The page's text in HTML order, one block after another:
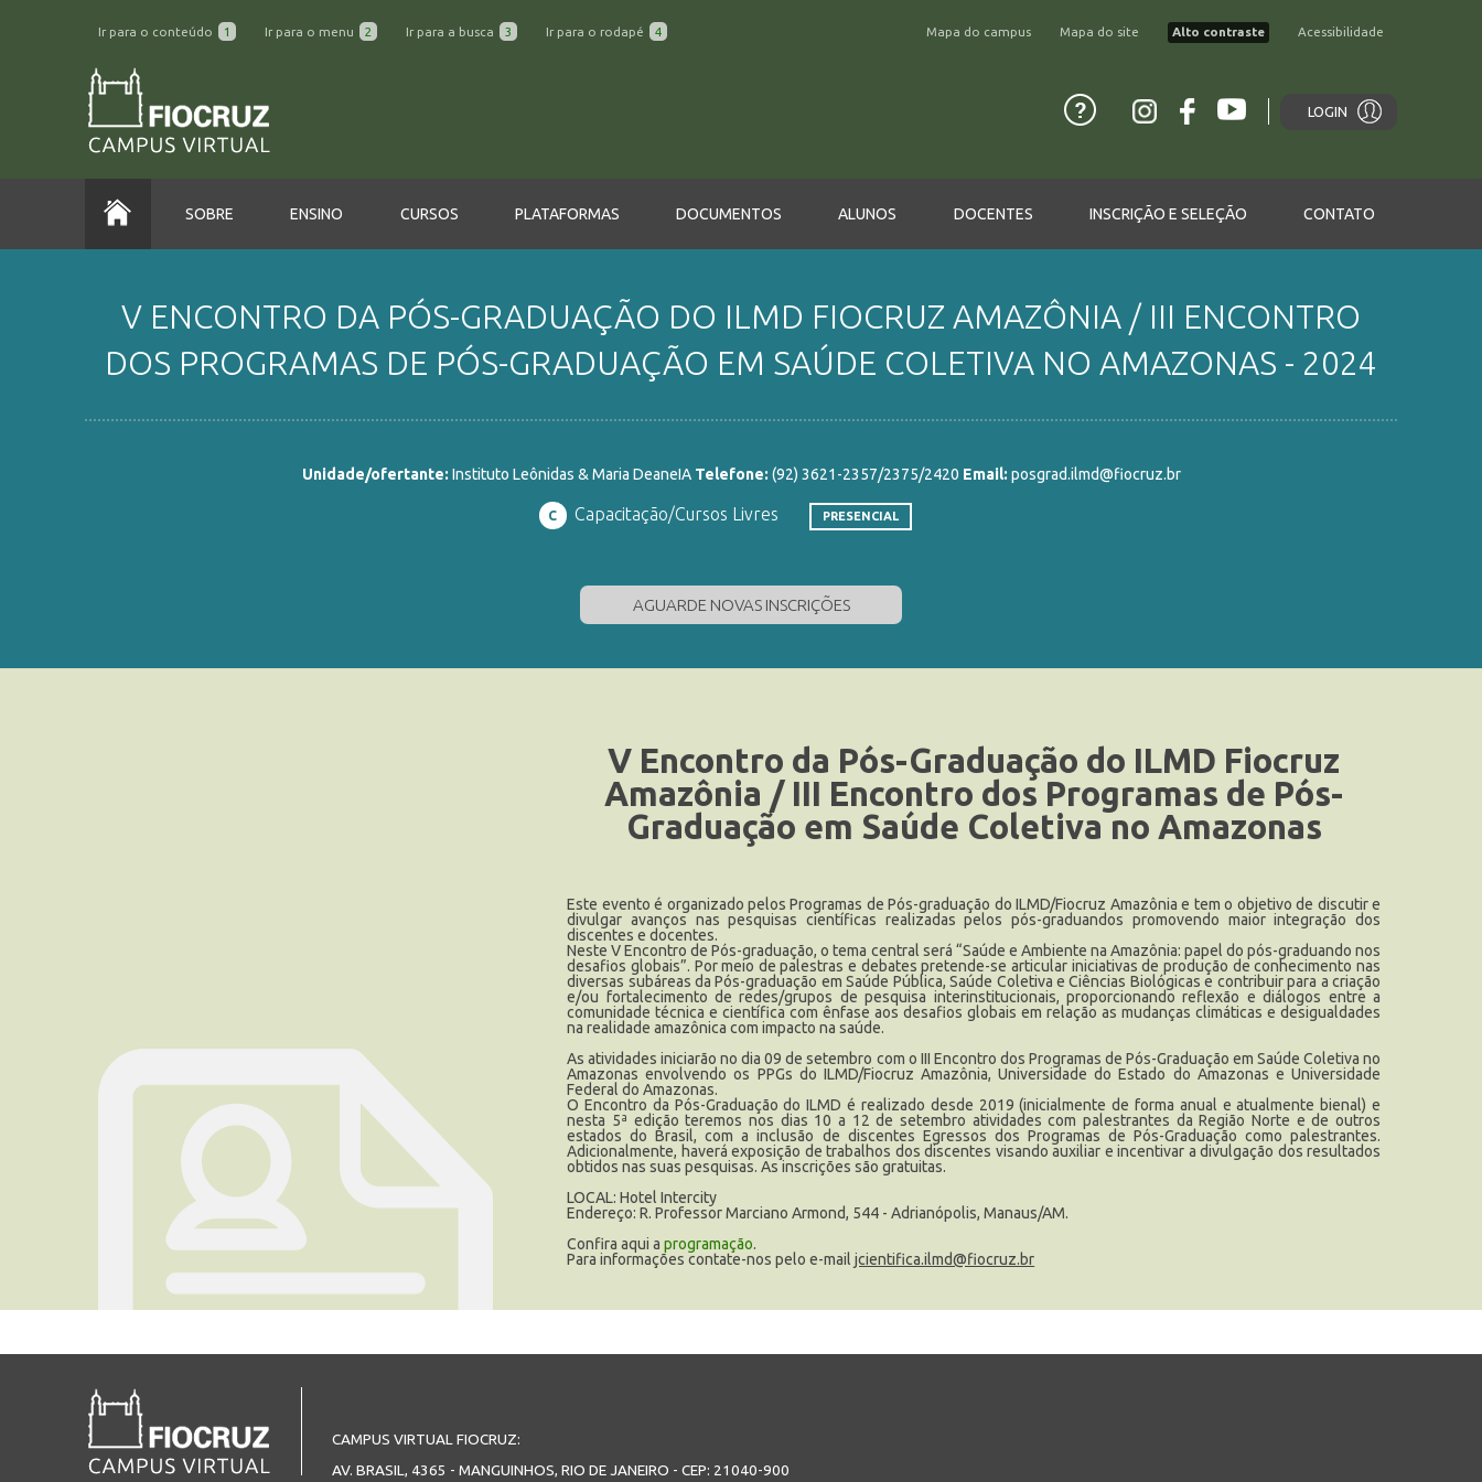
Ir para o conteúdo 1 Ir para o menu 2 Ir para a busca 3 Ir para o rodapé 4 Mapa do campus Mapa do site Alto contraste Acessibilidade
LOGIN
SOBRE ENSINO CURSOS PLATAFORMAS DOCUMENTOS ALUNOS DOCENTES INSCRIÇÃO E SELEÇÃO CONTATO
V ENCONTRO DA PÓS-GRADUAÇÃO DO ILMD FIOCRUZ AMAZÔNIA / III ENCONTRO
DOS PROGRAMAS DE PÓS-GRADUAÇÃO EM SAÚDE COLETIVA NO AMAZONAS - 2024
Unidade/ofertante: Instituto Leônidas & Maria DeaneIA Telefone: (92) 3621-2357/2375/2420 Email: posgrad.ilmd@fiocruz.br
C Capacitação/Cursos Livres PRESENCIAL
AGUARDE NOVAS INSCRIÇÕES
V Encontro da Pós-Graduação do ILMD Fiocruz
Amazônia / III Encontro dos Programas de Pós-
Graduação em Saúde Coletiva no Amazonas
Este evento é organizado pelos Programas de Pós-graduação do ILMD/Fiocruz Amazônia e tem o objetivo de discutir e
divulgar avanços nas pesquisas científicas realizadas pelos pós-graduandos promovendo maior integração dos
discentes e docentes.
Neste V Encontro de Pós-graduação, o tema central será “Saúde e Ambiente na Amazônia: papel do pós-graduando nos
desafios globais”. Por meio de palestras e debates pretende-se articular iniciativas de produção de conhecimento nas
diversas subáreas da Pós-graduação em Saúde Pública, Saúde Coletiva e Ciências Biológicas e contribuir para a criação
e/ou fortalecimento de redes/grupos de pesquisa interinstitucionais, proporcionando reflexão e diálogos entre a
comunidade técnica e científica com ênfase aos desafios globais em relação as mudanças climáticas e desigualdades
na realidade amazônica com impacto na saúde.
As atividades iniciarão no dia 09 de setembro com o III Encontro dos Programas de Pós-Graduação em Saúde Coletiva no
Amazonas envolvendo os PPGs do ILMD/Fiocruz Amazônia, Universidade do Estado do Amazonas e Universidade
Federal do Amazonas.
O Encontro da Pós-Graduação do ILMD é realizado desde 2019 (inicialmente de forma anual e atualmente bienal) e
nesta 5ª edição teremos nos dias 10 a 12 de setembro atividades com palestrantes da Região Norte e de outros
estados do Brasil, com a inclusão de discentes Egressos dos Programas de Pós-Graduação como palestrantes.
Adicionalmente, haverá exposição de trabalhos dos discentes visando auxiliar e incentivar a divulgação dos resultados
obtidos nas suas pesquisas. As inscrições são gratuitas.
LOCAL: Hotel Intercity
Endereço: R. Professor Marciano Armond, 544 - Adrianópolis, Manaus/AM.
Confira aqui aprogramação.
Para informações contate-nos pelo e-mailjcientifica.ilmd@fiocruz.br
CAMPUS VIRTUAL FIOCRUZ:
AV. BRASIL, 4365 - MANGUINHOS, RIO DE JANEIRO - CEP: 21040-900